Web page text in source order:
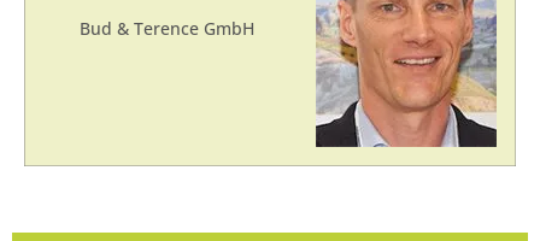
Bud & Terence GmbH